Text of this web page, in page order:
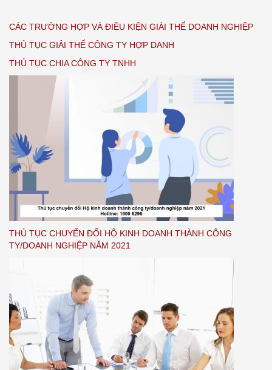
CÁC TRƯỜNG HỢP VÀ ĐIỀU KIỆN GIẢI THỂ DOANH NGHIỆP
THỦ TỤC GIẢI THỂ CÔNG TY HỢP DANH
THỦ TỤC CHIA CÔNG TY TNHH
THỦ TỤC CHUYỂN ĐỔI HỘ KINH DOANH THÀNH CÔNG
TY/DOANH NGHIỆP NĂM 2021